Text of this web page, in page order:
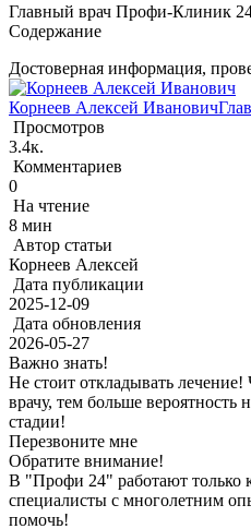
Главный врач Профи-Клиник
Содержание
Достоверная информация,
Корнеев Алексей Иванович
Просмотров
3.4к.
Комментариев
0
На чтение
8 мин
Автор статьи
Корнеев Алексей
Дата публикации
2025-12-09
Дата обновления
2026-05-27
Важно знать!
Не стоит откладывать лечение!
врачу, тем больше вероятность
стадии!
Перезвоните мне
Обратите внимание!
В "Профи 24" работают только
специалисты с многолетним
помочь!